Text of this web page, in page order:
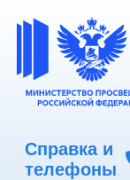
Справка и
телефоны